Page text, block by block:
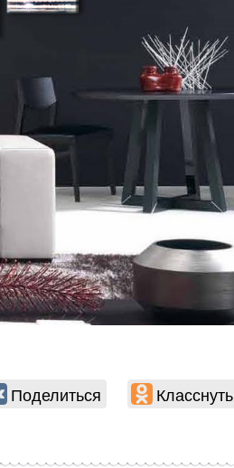
Поделиться Класснуть